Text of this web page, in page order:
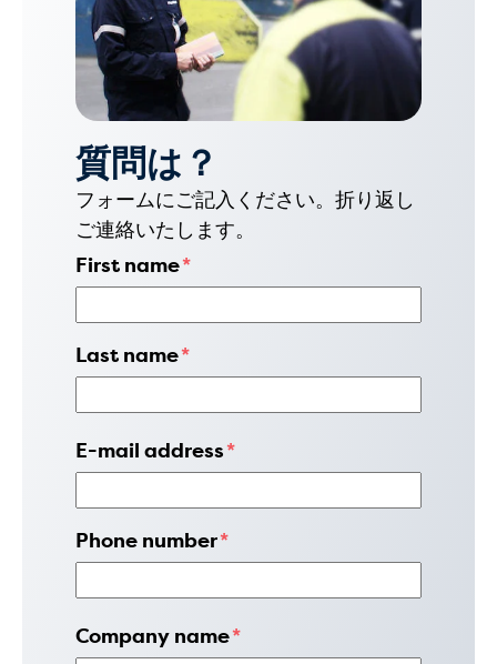
質問は？
フォームにご記入ください。折り返し
ご連絡いたします。
First name*
Last name*
E-mail address*
Phone number*
Company name*